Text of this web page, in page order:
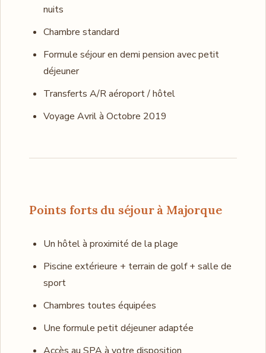
nuits
Chambre standard
Formule séjour en demi pension avec petit
déjeuner
Transferts A/R aéroport / hôtel
Voyage Avril à Octobre 2019
Points forts du séjour à Majorque
Un hôtel à proximité de la plage
Piscine extérieure + terrain de golf + salle de
sport
Chambres toutes équipées
Une formule petit déjeuner adaptée